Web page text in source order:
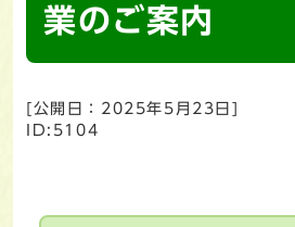
業のご案内
[公開日： 2025年5月23日 ]
ID:5104